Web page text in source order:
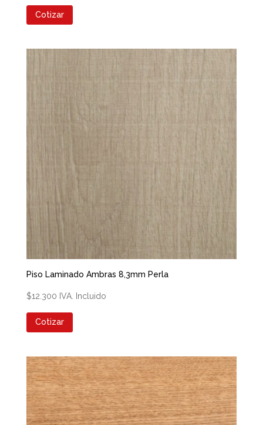
Cotizar
Piso Laminado Ambras 8,3mm Perla
$12.300 IVA. Incluido
Cotizar